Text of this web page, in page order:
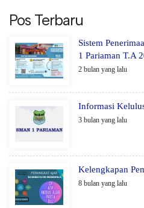
Pos Terbaru
Sistem
1 Pariaman T.A
2 bulan yang lalu
Informasi
3 bulan yang lalu
Kelengkapan
8 bulan yang lalu